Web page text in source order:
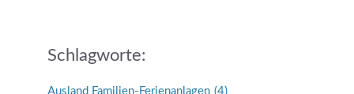
Schlagworte:
Ausland Familien-Ferienanlagen (4)